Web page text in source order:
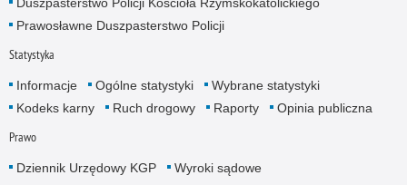
Prawosławne Duszpasterstwo Policji
Statystyka
Informacje Ogólne statystyki
Wybrane statystyki
Kodeks karny
Ruch drogowy Raporty Opinia publiczna
Prawo
Dziennik Urzędowy KGP Wyroki sądowe